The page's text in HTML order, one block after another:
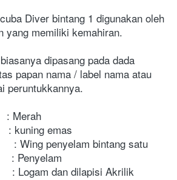
Diver bintang 1 digunakan oleh
yang memiliki kemahiran.
dipasang pada dada
papan nama / label nama atau
peruntukkannya.
: Merah
: kuning emas
: Wing penyelam bintang satu
: Penyelam
: Logam dan dilapisi Akrilik